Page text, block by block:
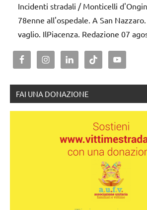
Incidenti stradali / Monticelli
78enne all'ospedale. A San
vaglio. IlPiacenza. Redazione 07
FAI UNA DONAZIONE